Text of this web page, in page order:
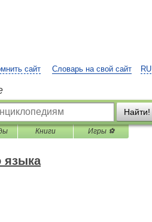
RU
сайт Словарь на свой сайт
Найти!
Книги Игры ⚽
языка